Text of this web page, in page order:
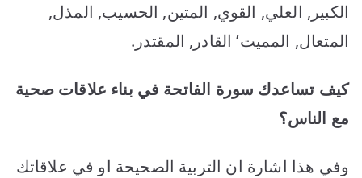
الكبير, العلي, القوي, المتين, الحسيب, المذل,
المتعال, المميت’ القادر, المقتدر.
كيف تساعدك سورة الفاتحة في بناء علاقات صحية
مع الناس؟
وفي هذا اشارة ان التربية الصحيحة او في علاقاتك